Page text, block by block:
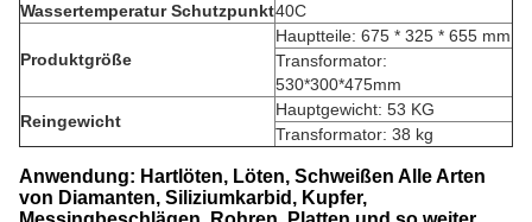
Wassertemperatur Schutzpunkt40C
Produktgröße
Hauptteile: 675 * 325 * 655 mm
Transformator:
530*300*475mm
Reingewicht
Hauptgewicht: 53 KG
Transformator: 38 kg
Anwendung: Hartlöten, Löten, Schweißen Alle Arten
von Diamanten, Siliziumkarbid, Kupfer,